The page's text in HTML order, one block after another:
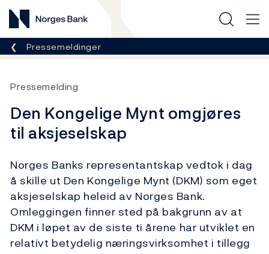
Norges Bank
Her er du nå:
Pressemeldinger
Pressemelding
Den Kongelige Mynt omgjøres
til aksjeselskap
Norges Banks representantskap vedtok i dag
å skille ut Den Kongelige Mynt (DKM) som eget
aksjeselskap heleid av Norges Bank.
Omleggingen finner sted på bakgrunn av at
DKM i løpet av de siste ti årene har utviklet en
relativt betydelig næringsvirksomhet i tillegg